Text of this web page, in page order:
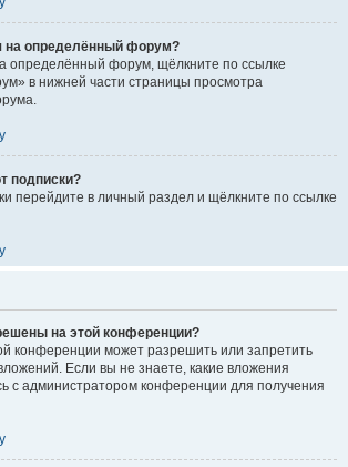
на определённый форум?
определённый форум, щёлкните по ссылке
в нижней части страницы просмотра
подписки?
перейдите в личный раздел и щёлкните по ссылке
на этой конференции?
конференции может разрешить или запретить
Если вы не знаете, какие вложения
с администратором конференции для получения